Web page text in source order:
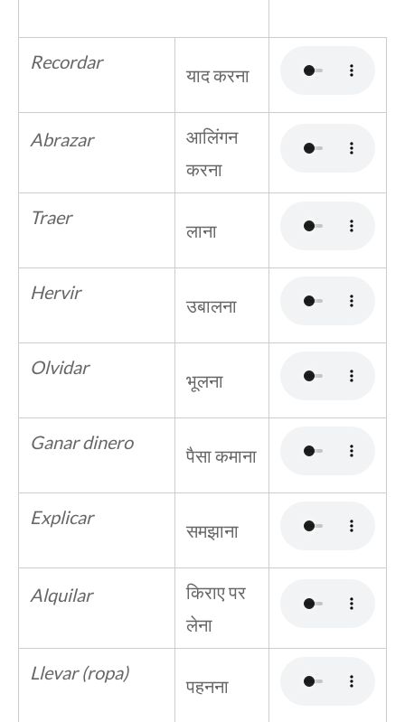
Recordar
याद करना
Abrazar
आलिंगन
करना
Traer
लाना
Hervir
उबालना
Olvidar
भूलना
Ganar dinero
पैसा कमाना
Explicar
समझाना
Alquilar
किराए पर
लेना
Llevar (ropa)
पहनना